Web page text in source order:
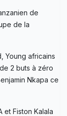
de
de la
Young africains
2 buts à zéro
Nkapa ce
et Fiston Kalala